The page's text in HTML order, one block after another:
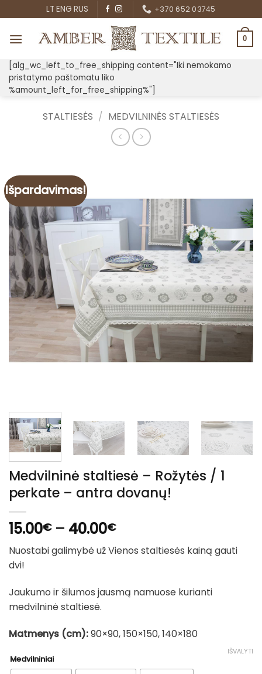
to
content
LT ENG RUS +370 652 03745
0
[alg_wc_left_to_free_shipping content="Iki nemokamo
pristatymo paštomatu liko
%amount_left_for_free_shipping%"]
STALTIESĖS / MEDVILNINĖS STALTIESĖS
Išpardavimas!
Medvilninė staltiesė – Rožytės / 1
perkate – antra dovanų!
15.00€ – 40.00€Price
range:
15.00€
Nuostabi galimybė už Vienos staltiesės kainą gauti
dvi!
Jaukumo ir šilumos jausmą namuose kurianti
medvilninė staltiesė.
Matmenys (cm):90×90, 150×150, 140×180
Medvilniniai
IŠVALYTI